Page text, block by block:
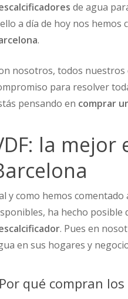
de agua
a día de hoy nos
.
nosotros, todos
para resolver
pensando en comprar
la
y como hemos
ha hecho posible
. Pues en
en sus hogares y
qué compran